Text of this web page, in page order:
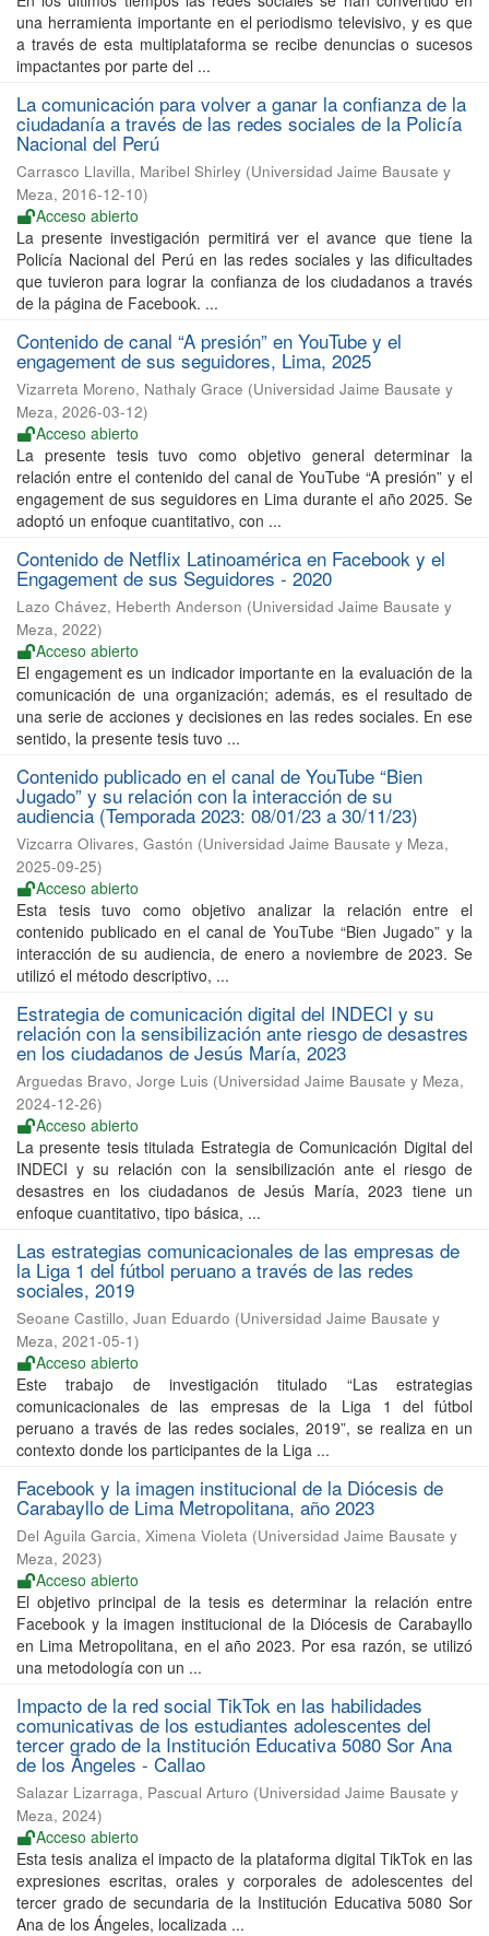
una herramienta importante en el periodismo televisivo, y es que
a través de esta multiplataforma se recibe denuncias o sucesos
impactantes por parte del ...
La comunicación para volver a ganar la confianza de la
ciudadanía a través de las redes sociales de la Policía
Nacional del Perú
Carrasco Llavilla, Maribel Shirley (Universidad Jaime Bausate y
Meza, 2016-12-10)
Acceso abierto
La presente investigación permitirá ver el avance que tiene la
Policía Nacional del Perú en las redes sociales y las dificultades
que tuvieron para lograr la confianza de los ciudadanos a través
de la página de Facebook. ...
Contenido de canal “A presión” en YouTube y el
engagement de sus seguidores, Lima, 2025
Vizarreta Moreno, Nathaly Grace (Universidad Jaime Bausate y
Meza, 2026-03-12)
Acceso abierto
La presente tesis tuvo como objetivo general determinar la
relación entre el contenido del canal de YouTube “A presión” y el
engagement de sus seguidores en Lima durante el año 2025. Se
adoptó un enfoque cuantitativo, con ...
Contenido de Netflix Latinoamérica en Facebook y el
Engagement de sus Seguidores - 2020
Lazo Chávez, Heberth Anderson (Universidad Jaime Bausate y
Meza, 2022)
Acceso abierto
El engagement es un indicador importante en la evaluación de la
comunicación de una organización; además, es el resultado de
una serie de acciones y decisiones en las redes sociales. En ese
sentido, la presente tesis tuvo ...
Contenido publicado en el canal de YouTube “Bien
Jugado” y su relación con la interacción de su
audiencia (Temporada 2023: 08/01/23 a 30/11/23)
Vizcarra Olivares, Gastón (Universidad Jaime Bausate y Meza,
2025-09-25)
Acceso abierto
Esta tesis tuvo como objetivo analizar la relación entre el
contenido publicado en el canal de YouTube “Bien Jugado” y la
interacción de su audiencia, de enero a noviembre de 2023. Se
utilizó el método descriptivo, ...
Estrategia de comunicación digital del INDECI y su
relación con la sensibilización ante riesgo de desastres
en los ciudadanos de Jesús María, 2023
Arguedas Bravo, Jorge Luis (Universidad Jaime Bausate y Meza,
2024-12-26)
Acceso abierto
La presente tesis titulada Estrategia de Comunicación Digital del
INDECI y su relación con la sensibilización ante el riesgo de
desastres en los ciudadanos de Jesús María, 2023 tiene un
enfoque cuantitativo, tipo básica, ...
Las estrategias comunicacionales de las empresas de
la Liga 1 del fútbol peruano a través de las redes
sociales, 2019
Seoane Castillo, Juan Eduardo (Universidad Jaime Bausate y
Meza, 2021-05-1)
Acceso abierto
Este trabajo de investigación titulado “Las estrategias
comunicacionales de las empresas de la Liga 1 del fútbol
peruano a través de las redes sociales, 2019”, se realiza en un
contexto donde los participantes de la Liga ...
Facebook y la imagen institucional de la Diócesis de
Carabayllo de Lima Metropolitana, año 2023
Del Aguila Garcia, Ximena Violeta (Universidad Jaime Bausate y
Meza, 2023)
Acceso abierto
El objetivo principal de la tesis es determinar la relación entre
Facebook y la imagen institucional de la Diócesis de Carabayllo
en Lima Metropolitana, en el año 2023. Por esa razón, se utilizó
una metodología con un ...
Impacto de la red social TikTok en las habilidades
comunicativas de los estudiantes adolescentes del
tercer grado de la Institución Educativa 5080 Sor Ana
de los Ángeles - Callao
Salazar Lizarraga, Pascual Arturo (Universidad Jaime Bausate y
Meza, 2024)
Acceso abierto
Esta tesis analiza el impacto de la plataforma digital TikTok en las
expresiones escritas, orales y corporales de adolescentes del
tercer grado de secundaria de la Institución Educativa 5080 Sor
Ana de los Ángeles, localizada ...